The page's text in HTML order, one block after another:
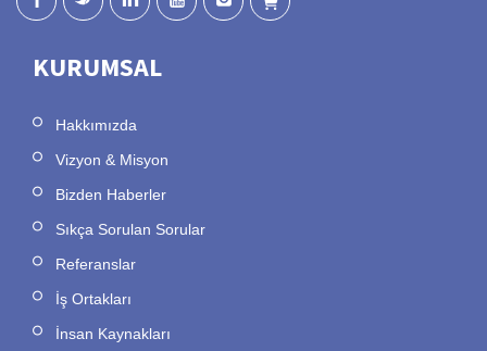
KURUMSAL
Hakkımızda
Vizyon & Misyon
Bizden Haberler
Sıkça Sorulan Sorular
Referanslar
İş Ortakları
İnsan Kaynakları